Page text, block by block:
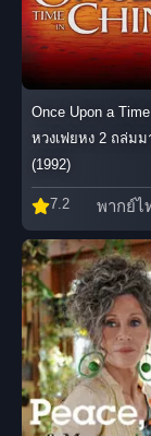
Once Upon a
หวงเฟยหง 2 ถล่ม
(1992)
7.2 พากย์ไ